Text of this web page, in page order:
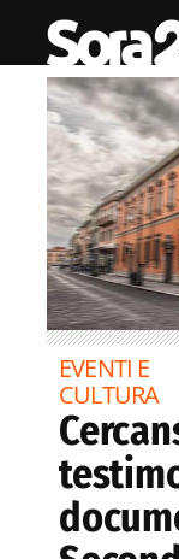
EVENTI E
CULTURA